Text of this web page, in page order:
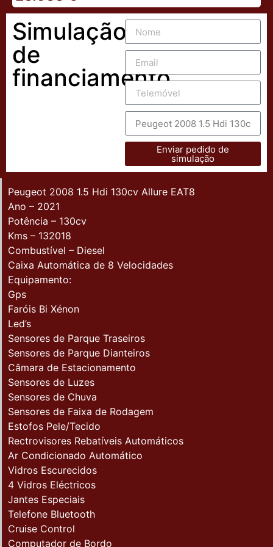
Simulação
de
financiamento
Enviar pedido de
simulação
Peugeot 2008 1.5 Hdi 130cv Allure EAT8
Ano – 2021
Potência – 130cv
Kms – 132018
Combustível – Diesel
Caixa Automática de 8 Velocidades
Equipamento:
Gps
Faróis Bi Xénon
Led’s
Sensores de Parque Traseiros
Sensores de Parque Dianteiros
Câmara de Estacionamento
Sensores de Luzes
Sensores de Chuva
Sensores de Faixa de Rodagem
Estofos Pele/Tecido
Rectrovisores Rebatíveis Automáticos
Ar Condicionado Automático
Vidros Escurecidos
4 Vidros Eléctricos
Jantes Especiais
Telefone Bluetooth
Cruise Control
Computador de Bordo